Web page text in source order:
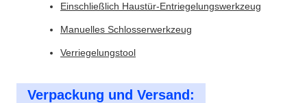
Einschließlich Haustür-Entriegelungswerkzeug
Manuelles Schlosserwerkzeug
Verriegelungstool
Verpackung und Versand: